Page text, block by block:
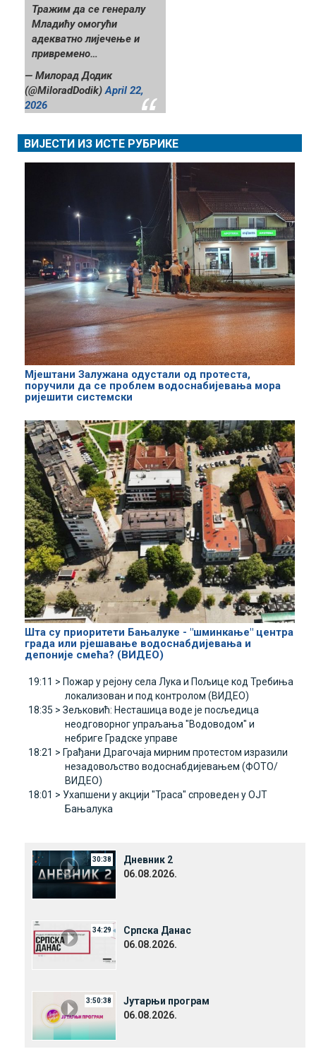
Тражим да се генералу
Младићу омогући
адекватно лијечење и
привремено…
— Милорад Додик
(@MiloradDodik)April 22,
2026
ВИЈЕСТИ ИЗ ИСТЕ РУБРИКЕ
Мјештани Залужана одустали од протеста,
поручили да се проблем водоснабијевања мора
ријешити системски
Шта су приоритети Бањалуке - "шминкање" центра
града или рјешавање водоснабдијевања и
депоније смећа? (ВИДЕО)
19:11 > Пожар у рејону села Лука и Пољице код Требиња
локализован и под контролом (ВИДЕО)
18:35 > Зељковић: Несташица воде је посљедица
неодговорног упраљања "Водоводом" и
небриге Градске управе
18:21 > Грађани Драгочаја мирним протестом изразили
незадовољство водоснабдијевањем (ФОТО/
ВИДЕО)
18:01 > Ухапшени у акцији "Траса" спроведен у ОЈТ
Бањалука
30:38
Дневник 2
06.08.2026.
34:29
Српска Данас
06.08.2026.
3:50:38
Јутарњи програм
06.08.2026.